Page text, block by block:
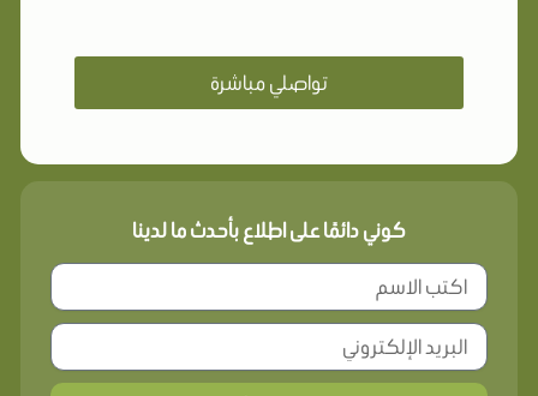
تواصلي مباشرة
كوني دائمًا على اطلاع بأحدث ما لدينا